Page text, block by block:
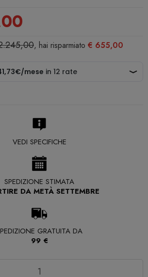
, hai risparmiato € 655,00
VEDI SPECIFICHE
SPEDIZIONE STIMATA
DA METÀ SETTEMBRE
GRATUITA DA
99 €